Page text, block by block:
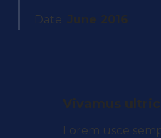
Date: June 2016
Vivamus
Lorem usce